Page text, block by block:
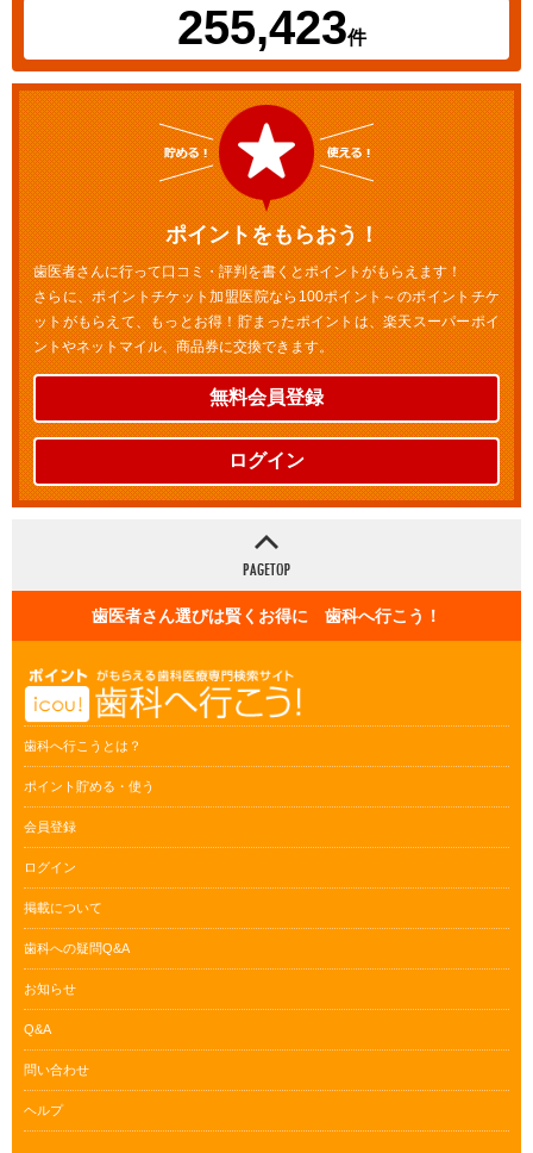
255,423件
ポイントをもらおう！
歯医者さんに行って口コミ・評判を書くとポイントがもらえます！
さらに、ポイントチケット加盟医院なら100ポイント～のポイントチケ
ットがもらえて、もっとお得！貯まったポイントは、楽天スーパーポイ
ントやネットマイル、商品券に交換できます。
無料会員登録
ログイン
歯医者さん選びは賢くお得に 歯科へ行こう！
歯科へ行こうとは？
ポイント貯める・使う
会員登録
ログイン
掲載について
歯科への疑問Q&A
お知らせ
Q&A
問い合わせ
ヘルプ